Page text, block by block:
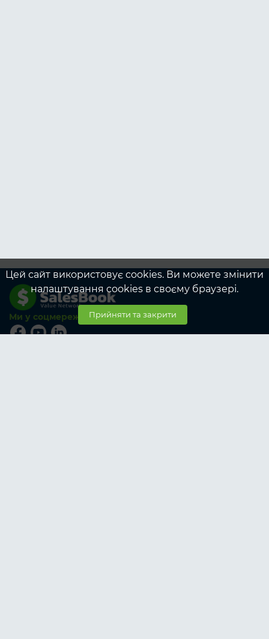
Ми у соцмережах
Цей сайт використовує cookies. Ви можете змінити
налаштування cookies в своєму браузері.
Прийняти та закрити